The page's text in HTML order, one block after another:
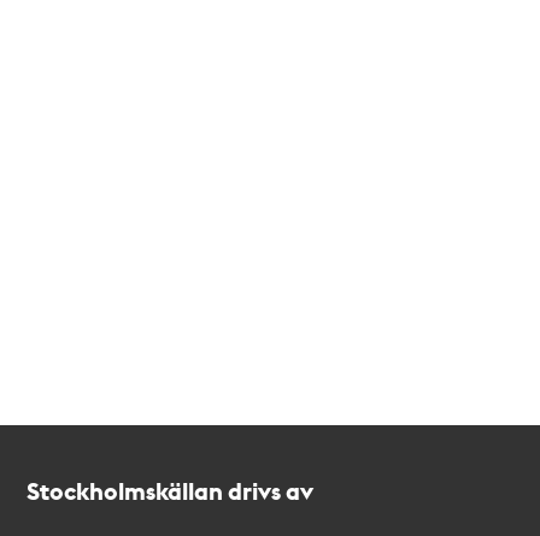
Stockholmskällan drivs av